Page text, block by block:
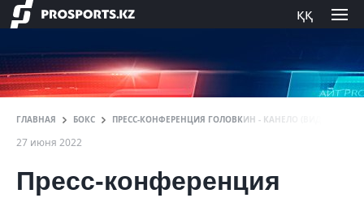
ққ
ГЛАВНАЯ БОКС ПРЕСС-КОНФЕРЕНЦИЯ ГОЛОВКИН - КАНЕЛО (ВИДЕО)
27 июня 2022
Пресс-конференция